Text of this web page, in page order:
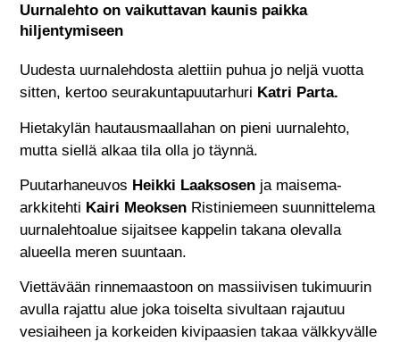
Uurnalehto on vaikuttavan kaunis paikka
hiljentymiseen
Uudesta uurnalehdosta alettiin puhua jo neljä vuotta
sitten, kertoo seurakuntapuutarhuri Katri Parta.
Hietakylän hautausmaallahan on pieni uurnalehto,
mutta siellä alkaa tila olla jo täynnä.
Puutarhaneuvos Heikki Laaksosen ja maisema-
arkkitehti Kairi Meoksen Ristiniemeen suunnittelema
uurnalehtoalue sijaitsee kappelin takana olevalla
alueella meren suuntaan.
Viettävään rinnemaastoon on massiivisen tukimuurin
avulla rajattu alue joka toiselta sivultaan rajautuu
vesiaiheen ja korkeiden kivipaasien takaa välkkyvälle